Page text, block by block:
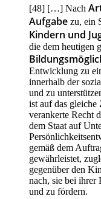
[48] […] Nach
Aufgabe zu, ein
Kindern und
die dem heutigen
Entwicklung zu
innerhalb der
und zu
ist auf das
verankerte Recht
dem Staat auf
gemäß dem
gewährleistet,
gegenüber den
nach, sie bei ihrer
und zu fördern.